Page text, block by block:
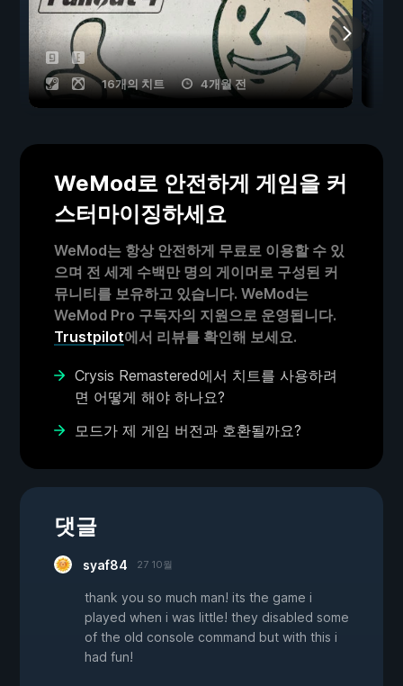
16개의 치트 4개월 전
WeMod로 안전하게 게임을 커
스터마이징하세요
WeMod는 항상 안전하게 무료로 이용할 수 있
으며 전 세계 수백만 명의 게이머로 구성된 커
뮤니티를 보유하고 있습니다. WeMod는
WeMod Pro 구독자의 지원으로 운영됩니다.
Trustpilot에서 리뷰를 확인해 보세요.
Crysis Remastered에서 치트를 사용하려
면 어떻게 해야 하나요?
모드가 제 게임 버전과 호환될까요?
댓글
syaf84 27 10월
thank you so much man! its the game i
played when i was little! they disabled some
of the old console command but with this i
had fun!